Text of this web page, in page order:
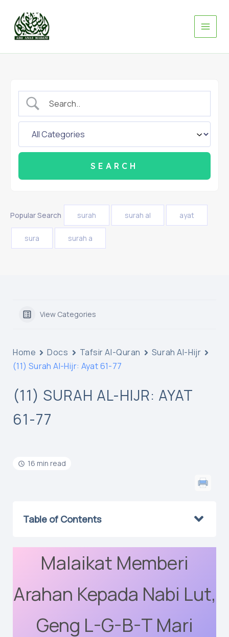
content
Popular Search surah surah al ayat
sura surah a
View Categories
Home Docs Tafsir Al-Quran
Surah Al-Hijr
(11) Surah Al-Hijr: Ayat 61-77
(11) SURAH AL-HIJR: AYAT
61-77
16 min read
Table of Contents
Malaikat Memberi
Arahan Kepada Nabi Lut,
Geng L-G-B-T Mari